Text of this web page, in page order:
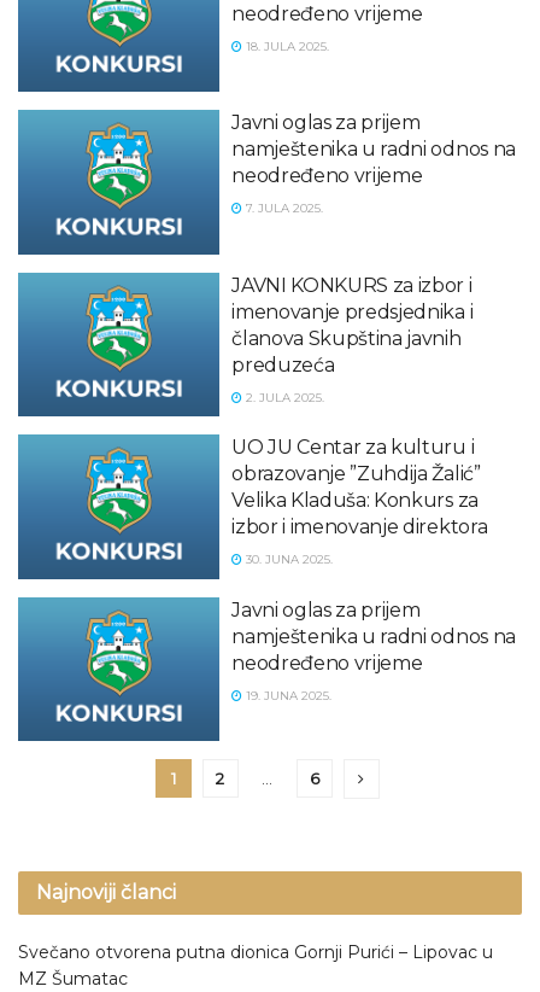
neodređeno vrijeme
18. JULA 2025.
Javni oglas za prijem
namještenika u radni odnos na
neodređeno vrijeme
7. JULA 2025.
JAVNI KONKURS za izbor i
imenovanje predsjednika i
članova Skupština javnih
preduzeća
2. JULA 2025.
UO JU Centar za kulturu i
obrazovanje ”Zuhdija Žalić”
Velika Kladuša: Konkurs za
izbor i imenovanje direktora
30. JUNA 2025.
Javni oglas za prijem
namještenika u radni odnos na
neodređeno vrijeme
19. JUNA 2025.
1 2 … 6
Najnoviji članci
Svečano otvorena putna dionica Gornji Purići – Lipovac u
MZ Šumatac